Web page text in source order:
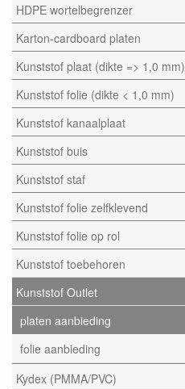
HDPE wortelbegrenzer
Karton-cardboard platen
Kunststof plaat (dikte => 1,0 mm)
Kunststof folie (dikte < 1,0 mm)
Kunststof kanaalplaat
Kunststof buis
Kunststof staf
Kunststof folie zelfklevend
Kunststof folie op rol
Kunststof toebehoren
Kunststof Outlet
platen aanbieding
folie aanbieding
Kydex (PMMA/PVC)